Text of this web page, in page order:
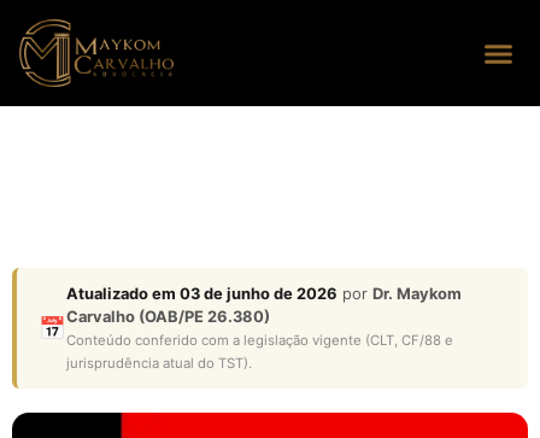
📅
Atualizado em 03 de junho de 2026 por Dr. Maykom
Carvalho (OAB/PE 26.380)
Conteúdo conferido com a legislação vigente (CLT, CF/88 e
jurisprudência atual do TST).